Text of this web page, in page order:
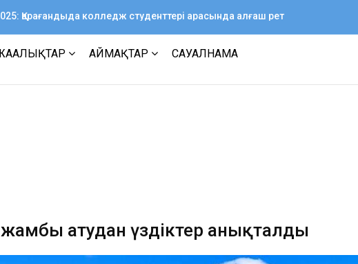
Қарағандыда колледж студенттері арасында алғаш рет
өтті
АЙМАҚТАР САУАЛНАМА
атудан үздіктер анықталды